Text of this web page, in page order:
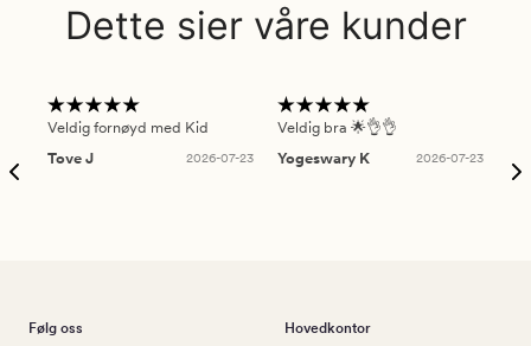
Dette sier våre kunder
Veldig fornøyd med Kid
Tove J
2026-07-23
Veldig bra 🌟👌👌
Yogeswary K
2026-07-23
Følg oss Hovedkontor